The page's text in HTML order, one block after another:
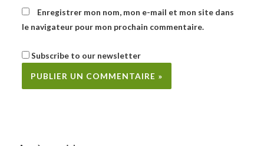
Enregistrer mon nom, mon e-mail et mon site dans
le navigateur pour mon prochain commentaire.
Subscribe to our newsletter